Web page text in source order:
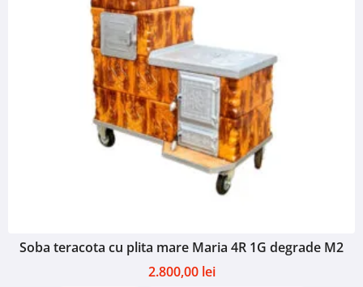
Soba teracota cu plita mare Maria 4R 1G degrade M2
2.800,00 lei